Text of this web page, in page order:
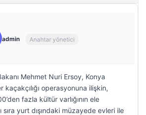
admin Anahtar yönetici
Mehmet Nuri Ersoy, Konya
kaçakçılığı operasyonuna ilişkin,
fazla kültür varlığının ele
sıra yurt dışındaki müzayede evleri ile